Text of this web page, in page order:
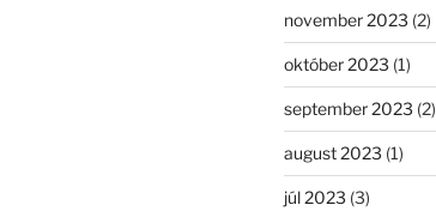
november 2023 (2)
október 2023 (1)
september 2023 (2)
august 2023 (1)
júl 2023 (3)